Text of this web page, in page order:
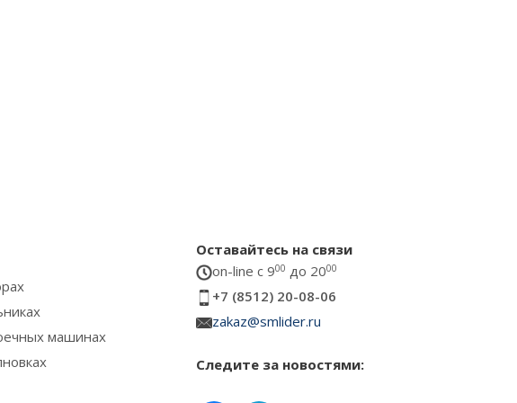
машинах
Оставайтесь на связи
on-line c 900 до 2000
+7 (8512) 20-08-06
zakaz@smlider.ru
Следите за новостями: